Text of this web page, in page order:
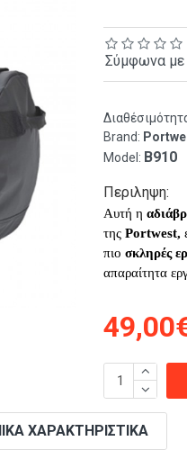
Brand:
Model: B910
Σύμφωνα με
Περιληψη:
Αυτή η
της Portwest,
πιο σκληρές
απαραίτητα
ΧΑΡΑΚΤΗΡΙΣΤΙΚΆ